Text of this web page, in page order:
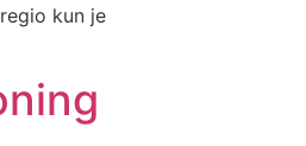
kun je